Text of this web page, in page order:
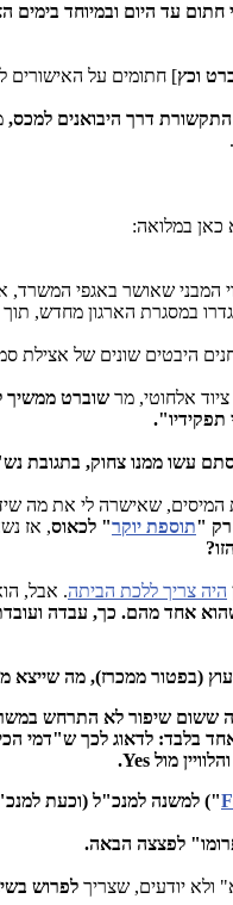
חתום עד היום ובמיוחד בימים
וכץ] חתומים על האישורים
דרך היבואנים למכס,
.
מיישם בהדרגה מאז ינואר 2017 את
במסגרת הארגון מחדש,
היבטים שונים של
אלחוטי, מר שוברט ממשיך
תפקידיו".
עשו ממנו צחוק, בתגובת
המיסים, שאישרה לי את מה
רק "תוספת יוקר" לכאוס, אז
היה צריך ללכת הביתה. אבל,
אחד מהם. כך, עבדה
(בפטור ממכרז), מה שייצא
ששום שיפור לא התרחש
") למשנה למנכ"ל (וכעת
לפצצה הבאה.
ולא יודעים, שצריך לפרוש